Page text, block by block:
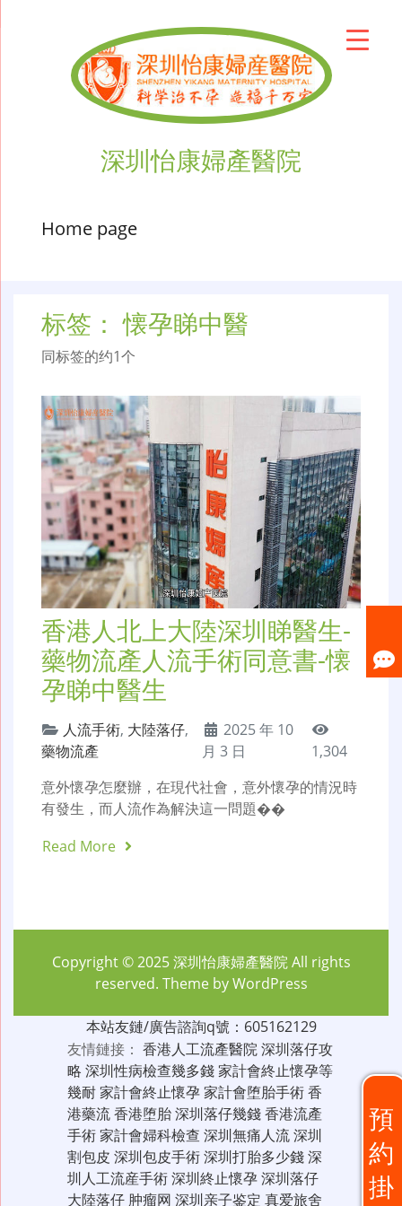
深圳怡康婦產醫院
Home page
标签：懐孕睇中醫
同标签的约1个
香港人北上大陸深圳睇醫生-
藥物流產人流手術同意書-懐
孕睇中醫生
人流手術, 大陸落仔,
藥物流產
2025 年 10
月 3 日
1,304
意外懷孕怎麼辦，在現代社會，意外懷孕的情況時
有發生，而人流作為解決這一問題��
Read More
預
約
掛
Copyright © 2025深圳怡康婦產醫院All rights
reserved. Theme byWordPress
本站友鏈/廣告諮詢q號：605162129
友情鏈接： 香港人工流產醫院深圳落仔攻
略 深圳性病檢查幾多錢家計會終止懷孕等
幾耐家計會終止懷孕家計會堕胎手術香
港藥流香港堕胎深圳落仔幾錢香港流產
手術家計會婦科檢查 深圳無痛人流深圳
割包皮 深圳包皮手術深圳打胎多少錢深
圳人工流産手術深圳終止懷孕深圳落仔
大陸落仔 肿瘤网 深圳亲子鉴定 真爱旅舍